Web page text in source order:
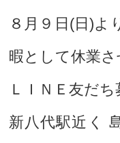
８月９日(日)よ
暇として休業さ
ＬＩＮＥ友だち
新八代駅近く